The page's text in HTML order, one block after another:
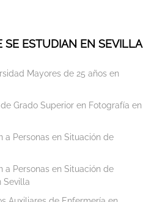
SE ESTUDIAN EN SEVILLA
Mayores de 25 años en
Grado Superior en Fotografía en
a Personas en Situación de
a Personas en Situación de
Sevilla